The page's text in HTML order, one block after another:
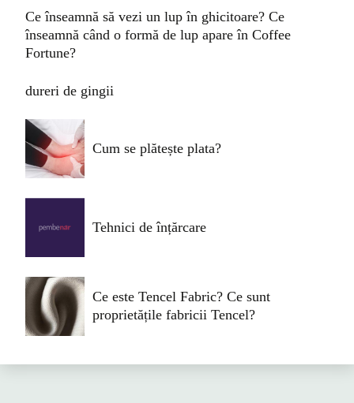
Ce înseamnă să vezi un lup în ghicitoare? Ce
înseamnă când o formă de lup apare în Coffee
Fortune?
dureri de gingii
Cum se plătește plata?
Tehnici de înțărcare
Ce este Tencel Fabric? Ce sunt
proprietățile fabricii Tencel?